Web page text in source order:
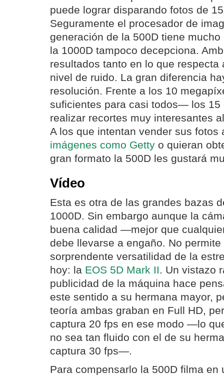
puede lograr disparando fotos de
Seguramente el procesador de
generación de la 500D tiene
la 1000D tampoco decepciona.
resultados tanto en lo que respecta
nivel de ruido. La gran diferencia
resolución. Frente a los 10
suficientes para casi todos— los 15
realizar recortes muy interesantes
A los que intentan vender sus fotos
imágenes como Getty o quieran
gran formato la 500D les gustará
Vídeo
Esta es otra de las grandes bazas
1000D. Sin embargo aunque la
buena calidad —mejor que
debe llevarse a engaño. No
sorprendente versatilidad de la
hoy: la EOS 5D Mark II. Un vistazo
publicidad de la máquina hace
este sentido a su hermana mayor,
teoría ambas graban en Full HD,
captura 20 fps en ese modo —lo
no sea tan fluido con el de su
captura 30 fps—.
Para compensarlo la 500D filma en